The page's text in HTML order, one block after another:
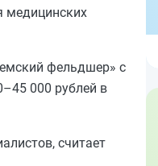
медицинских
фельдшер» с
000 рублей в
считает